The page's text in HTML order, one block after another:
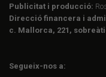
Publicitat i producció:
Direcció financera i
c. Mallorca, 221,
Segueix-nos a: